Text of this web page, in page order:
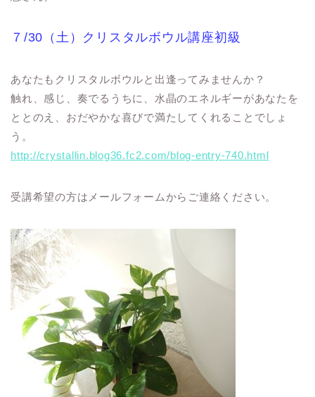
７/30（土）クリスタルボウル講座初級
あなたもクリスタルボウルと出逢ってみませんか？
触れ、感じ、奏でるうちに、水晶のエネルギーがあなたを
ととのえ、おだやかな喜びで満たしてくれることでしょ
う。
http://crystallin.blog36.fc2.com/blog-entry-740.html
受講希望の方はメールフォームからご連絡ください。